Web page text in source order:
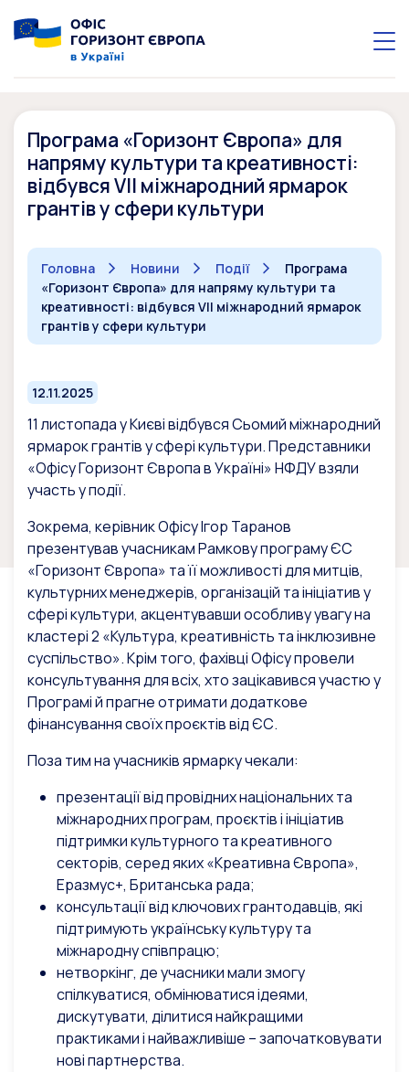
Програма «Горизонт Європа» для
напряму культури та креативності:
відбувся VII міжнародний ярмарок
грантів у сфери культури
Головна Новини Події
Програма
«Горизонт Європа» для напряму культури та
креативності: відбувся VII міжнародний ярмарок
грантів у сфери культури
12.11.2025
11 листопада у Києві відбувся Сьомий міжнародний
ярмарок грантів у сфері культури. Представники
«Офісу Горизонт Європа в Україні» НФДУ взяли
участь у події.
Зокрема, керівник Офісу Ігор Таранов
презентував учасникам Рамкову програму ЄС
«Горизонт Європа» та її можливості для митців,
культурних менеджерів, організацій та ініціатив у
сфері культури, акцентувавши особливу увагу на
кластері 2 «Культура, креативність та інклюзивне
суспільство». Крім того, фахівці Офісу провели
консультування для всіх, хто зацікавився участю у
Програмі й прагне отримати додаткове
фінансування своїх проєктів від ЄС.
Поза тим на учасників ярмарку чекали:
презентації від провідних національних та
міжнародних програм, проєктів і ініціатив
підтримки культурного та креативного
секторів, серед яких «Креативна Європа»,
Еразмус+, Британська рада;
консультації від ключових грантодавців, які
підтримують українську культуру та
міжнародну співпрацю;
нетворкінг, де учасники мали змогу
спілкуватися, обмінюватися ідеями,
дискутувати, ділитися найкращими
практиками і найважливіше – започатковувати
нові партнерства.